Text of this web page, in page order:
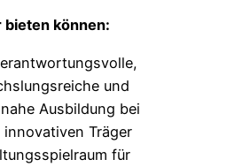
bieten können:
und
Ausbildung bei
innovativen Träger
für